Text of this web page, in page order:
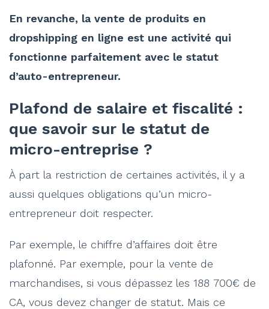
En revanche, la vente de produits en
dropshipping en ligne est une activité qui
fonctionne parfaitement avec le statut
d’auto-entrepreneur.
Plafond de salaire et fiscalité :
que savoir sur le statut de
micro-entreprise ?
À part la restriction de certaines activités, il y a
aussi quelques obligations qu’un micro-
entrepreneur doit respecter.
Par exemple, le chiffre d’affaires doit être
plafonné. Par exemple, pour la vente de
marchandises, si vous dépassez les 188 700€ de
CA, vous devez changer de statut. Mais ce